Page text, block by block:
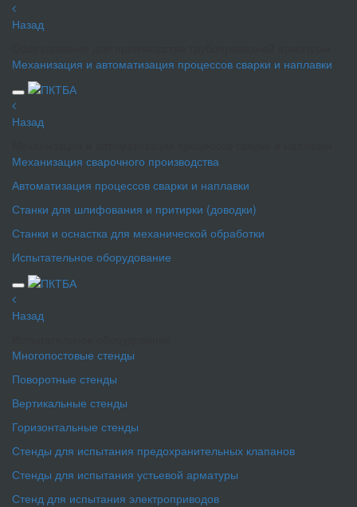
Назад
Механизация и автоматизация процессов сварки и наплавки
Назад
Механизация сварочного производства
Автоматизация процессов сварки и наплавки
Станки для шлифования и притирки (доводки)
Станки и оснастка для механической обработки
Испытательное оборудование
Назад
Многопостовые стенды
Поворотные стенды
Вертикальные стенды
Горизонтальные стенды
Стенды для испытания предохранительных клапанов
Стенды для испытания устьевой арматуры
Стенд для испытания электроприводов